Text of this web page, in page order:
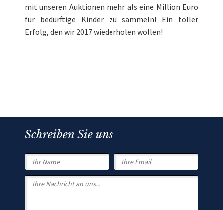
mit unseren Auktionen mehr als eine Million Euro
für bedürftige Kinder zu sammeln! Ein toller
Erfolg, den wir 2017 wiederholen wollen!
Schreiben Sie uns